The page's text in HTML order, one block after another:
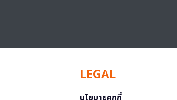
LEGAL
นโยบายคุกกี้